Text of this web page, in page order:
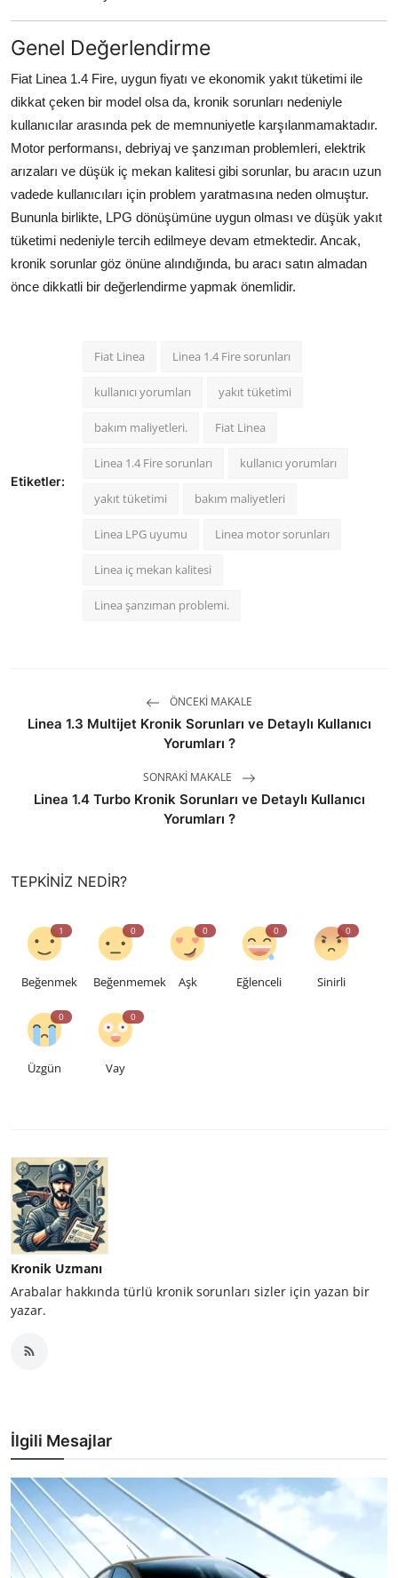
Genel Değerlendirme
Fiat Linea 1.4 Fire, uygun fiyatı ve ekonomik yakıt tüketimi ile
dikkat çeken bir model olsa da, kronik sorunları nedeniyle
kullanıcılar arasında pek de memnuniyetle karşılanmamaktadır.
Motor performansı, debriyaj ve şanzıman problemleri, elektrik
arızaları ve düşük iç mekan kalitesi gibi sorunlar, bu aracın uzun
vadede kullanıcıları için problem yaratmasına neden olmuştur.
Bununla birlikte, LPG dönüşümüne uygun olması ve düşük yakıt
tüketimi nedeniyle tercih edilmeye devam etmektedir. Ancak,
kronik sorunlar göz önüne alındığında, bu aracı satın almadan
önce dikkatli bir değerlendirme yapmak önemlidir.
Etiketler:
Fiat Linea Linea 1.4 Fire sorunları
kullanıcı yorumları yakıt tüketimi
bakım maliyetleri. Fiat Linea
Linea 1.4 Fire sorunları kullanıcı yorumları
yakıt tüketimi bakım maliyetleri
Linea LPG uyumu Linea motor sorunları
Linea iç mekan kalitesi
Linea şanzıman problemi.
ÖNCEKI MAKALE
Linea 1.3 Multijet Kronik Sorunları ve Detaylı Kullanıcı
Yorumları ?
SONRAKI MAKALE
Linea 1.4 Turbo Kronik Sorunları ve Detaylı Kullanıcı
Yorumları ?
TEPKINIZ NEDIR?
1
Beğenmek
0
Beğenmemek
0
Aşk
0
Eğlenceli
0
Sinirli
0
Üzgün
0
Vay
Kronik Uzmanı
Arabalar hakkında türlü kronik sorunları sizler için yazan bir
yazar.
İlgili Mesajlar